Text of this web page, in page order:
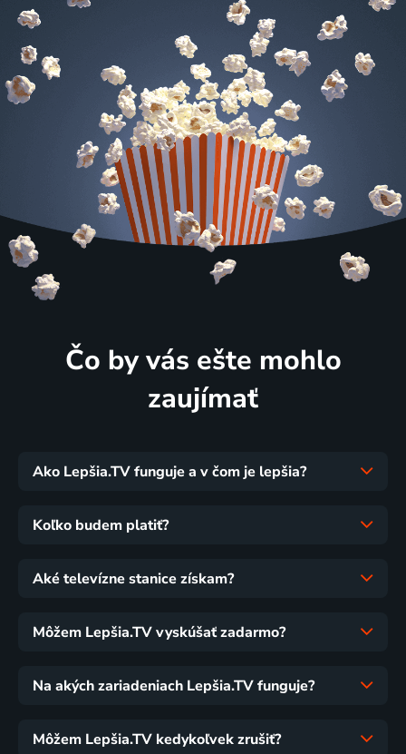
Čo by vás ešte mohlo
zaujímať
Ako Lepšia.TV funguje a v čom je lepšia?
Koľko budem platiť?
Aké televízne stanice získam?
Môžem Lepšia.TV vyskúšať zadarmo?
Na akých zariadeniach Lepšia.TV funguje?
Môžem Lepšia.TV kedykoľvek zrušiť?